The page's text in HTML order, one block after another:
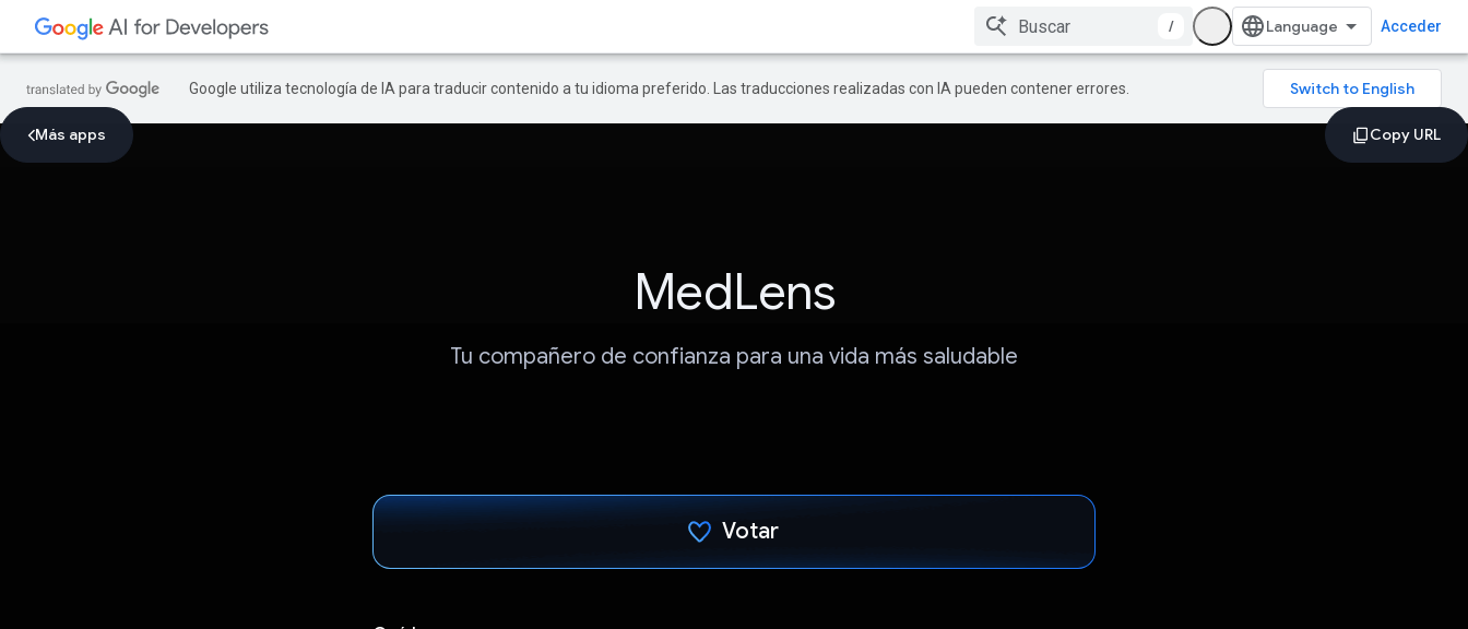
/ Acceder
Google utiliza tecnología de IA para traducir contenido a tu idioma preferido. Las traducciones realizadas con IA pueden contener errores.
Más apps
MedLens
Tu compañero de confianza para una vida más saludable
Votar